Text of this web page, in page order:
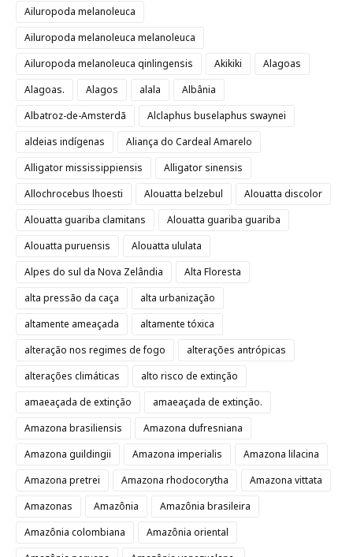
Ailuropoda melanoleuca
Ailuropoda melanoleuca melanoleuca
Ailuropoda melanoleuca qinlingensis
Akikiki
Alagoas
Alagoas.
Alagos alala
Albânia
Albatroz-de-Amsterdã
Alclaphus buselaphus swaynei
aldeias indígenas
Aliança do Cardeal Amarelo
Alligator mississippiensis
Alligator sinensis
Allochrocebus lhoesti
Alouatta belzebul
Alouatta discolor
Alouatta guariba clamitans
Alouatta guariba guariba
Alouatta puruensis
Alouatta ululata
Alpes do sul da Nova Zelândia
Alta Floresta
alta pressão da caça
alta urbanização
altamente ameaçada
altamente tóxica
alteração nos regimes de fogo
alterações antrópicas
alterações climáticas
alto risco de extinção
amaeaçada de extinção
amaeaçada de extinção.
Amazona brasiliensis
Amazona dufresniana
Amazona guildingii
Amazona imperialis
Amazona lilacina
Amazona pretrei
Amazona rhodocorytha
Amazona vittata
Amazonas
Amazônia
Amazônia brasileira
Amazônia colombiana
Amazônia oriental